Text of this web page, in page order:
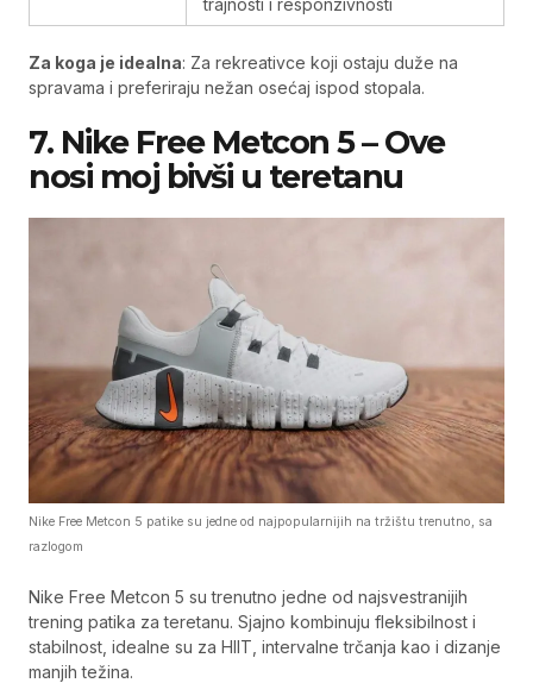
trajnosti i responzivnosti
Za koga je idealna: Za rekreativce koji ostaju duže na
spravama i preferiraju nežan osećaj ispod stopala.
7. Nike Free Metcon 5 – Ove
nosi moj bivši u teretanu
Nike Free Metcon 5 patike su jedne od najpopularnijih na tržištu trenutno, sa
razlogom
Nike Free Metcon 5 su trenutno jedne od najsvestranijih
trening patika za teretanu. Sjajno kombinuju fleksibilnost i
stabilnost, idealne su za HIIT, intervalne trčanja kao i dizanje
manjih težina.